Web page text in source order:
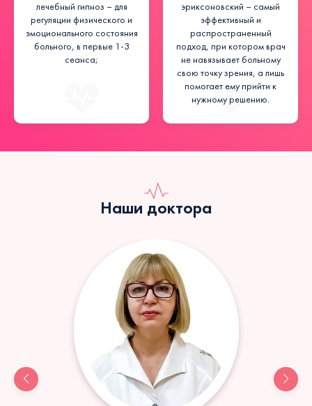
лечебный гипноз – для
регуляции физического и
эмоционального состояния
больного, в первые 1-3
сеанса;
эриксоновский – самый
эффективный и
распространенный
подход, при котором врач
не навязывает больному
свою точку зрения, а лишь
помогает ему прийти к
нужному решению.
Наши доктора